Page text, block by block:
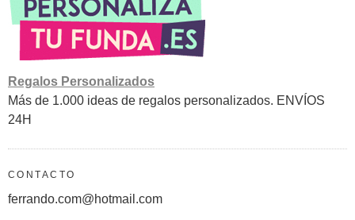
Regalos Personalizados
Más de 1.000 ideas de regalos personalizados. ENVÍOS
24H
CONTACTO
ferrando.com@hotmail.com